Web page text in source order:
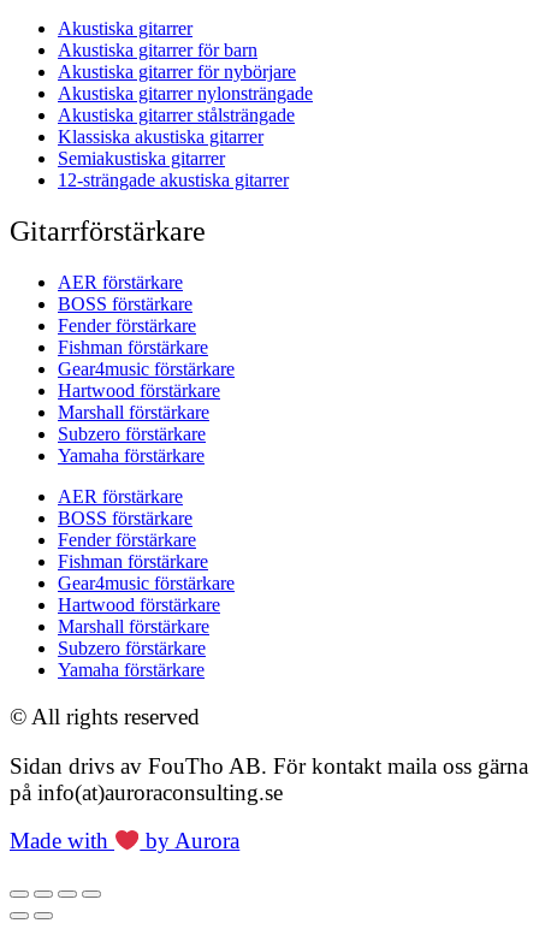
Akustiska gitarrer
Akustiska gitarrer för barn
Akustiska gitarrer för nybörjare
Akustiska gitarrer nylonsträngade
Akustiska gitarrer stålsträngade
Klassiska akustiska gitarrer
Semiakustiska gitarrer
12-strängade akustiska gitarrer
Gitarrförstärkare
AER förstärkare
BOSS förstärkare
Fender förstärkare
Fishman förstärkare
Gear4music förstärkare
Hartwood förstärkare
Marshall förstärkare
Subzero förstärkare
Yamaha förstärkare
AER förstärkare
BOSS förstärkare
Fender förstärkare
Fishman förstärkare
Gear4music förstärkare
Hartwood förstärkare
Marshall förstärkare
Subzero förstärkare
Yamaha förstärkare
© All rights reserved
Sidan drivs av FouTho AB. För kontakt maila oss gärna
på info(at)auroraconsulting.se
Made with
by Aurora